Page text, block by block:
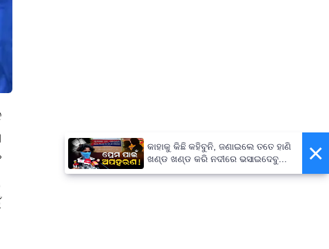
×
କାହାକୁ କିଛି କହିବୁନି, ଜଣାଇଲେ ତତେ ହାଣି
ଖଣ୍ଡ ଖଣ୍ଡ କରି ନଦୀରେ ଭସାଇଦେବୁ...